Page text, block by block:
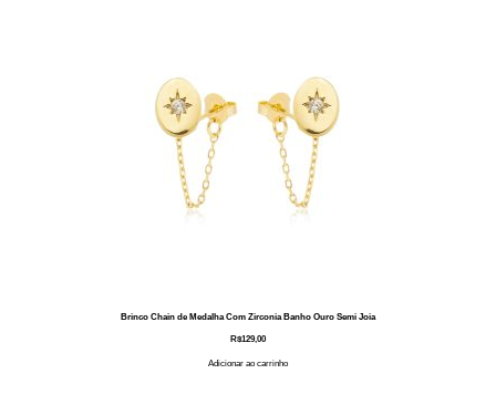
Brinco Chain de Medalha Com Zirconia Banho Ouro Semi Joia
R$129,00
Adicionar ao carrinho